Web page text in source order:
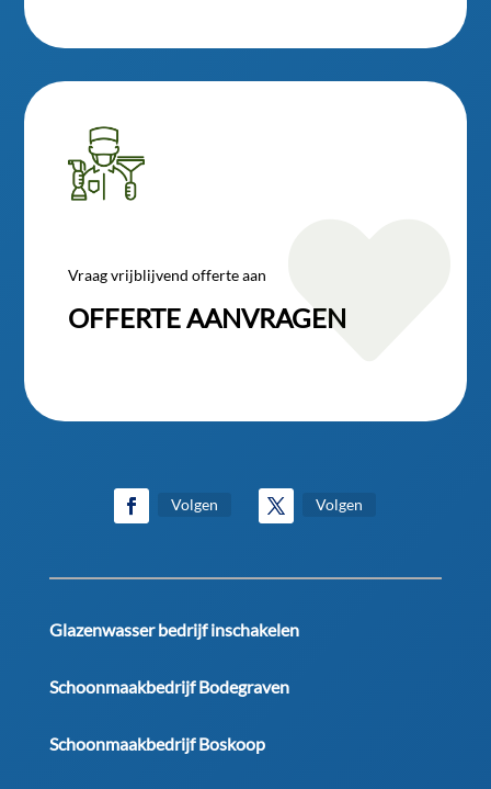
Vraag vrijblijvend offerte aan
OFFERTE AANVRAGEN

Volgen Volgen
Glazenwasser bedrijf inschakelen
Schoonmaakbedrijf Bodegraven
Schoonmaakbedrijf Boskoop